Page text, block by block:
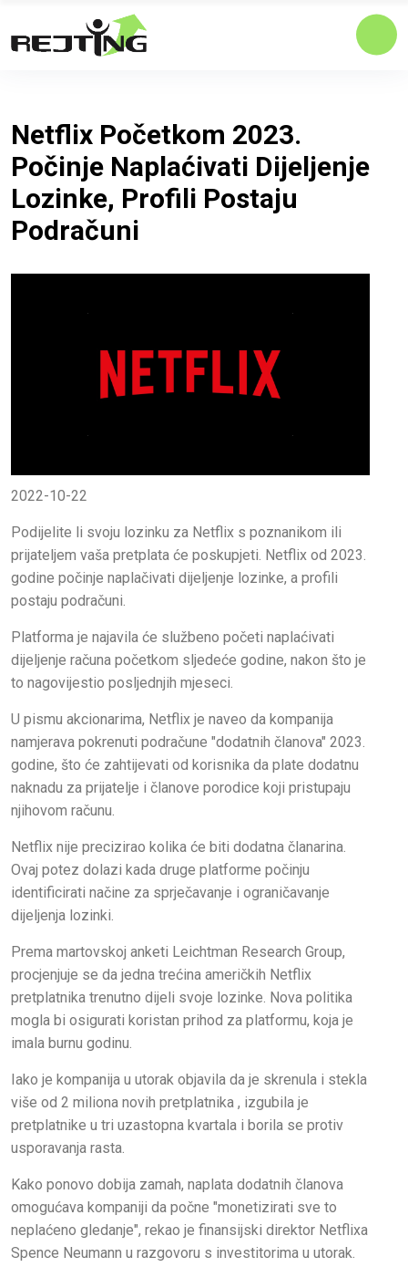
Netflix Početkom 2023.
Počinje Naplaćivati ​​dijeljenje
Lozinke, Profili Postaju
Podračuni
2022-10-22
Podijelite li svoju lozinku za Netflix s poznanikom ili
prijateljem vaša pretplata će poskupjeti. Netflix od 2023.
godine počinje naplačivati dijeljenje lozinke, a profili
postaju podračuni.
Platforma je najavila će službeno početi naplaćivati ​​
dijeljenje računa početkom sljedeće godine, nakon što je
to nagovijestio posljednjih mjeseci.
U pismu akcionarima, Netflix je naveo da kompanija
namjerava pokrenuti podračune "dodatnih članova" 2023.
godine, što će zahtijevati od korisnika da plate dodatnu
naknadu za prijatelje i članove porodice koji pristupaju
njihovom računu.
Netflix nije precizirao kolika će biti dodatna članarina.
Ovaj potez dolazi kada druge platforme počinju
identificirati načine za sprječavanje i ograničavanje
dijeljenja lozinki.
Prema martovskoj anketi Leichtman Research Group,
procjenjuje se da jedna trećina američkih Netflix
pretplatnika trenutno dijeli svoje lozinke. Nova politika
mogla bi osigurati koristan prihod za platformu, koja je
imala burnu godinu.
Iako je kompanija u utorak objavila da je skrenula i stekla
više od 2 miliona novih pretplatnika , izgubila je
pretplatnike u tri uzastopna kvartala i borila se protiv
usporavanja rasta.
Kako ponovo dobija zamah, naplata dodatnih članova
omogućava kompaniji da počne "monetizirati sve to
neplaćeno gledanje", rekao je finansijski direktor Netflixa
Spence Neumann u razgovoru s investitorima u utorak.